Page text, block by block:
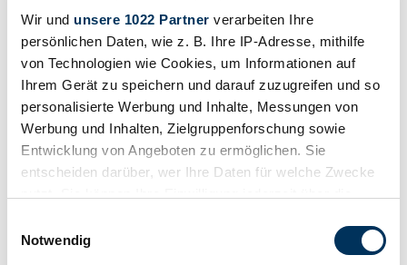
Wir und unsere 1022 Partner verarbeiten Ihre
persönlichen Daten, wie z. B. Ihre IP-Adresse, mithilfe
von Technologien wie Cookies, um Informationen auf
Ihrem Gerät zu speichern und darauf zuzugreifen und so
personalisierte Werbung und Inhalte, Messungen von
Werbung und Inhalten, Zielgruppenforschung sowie
Entwicklung von Angeboten zu ermöglichen. Sie
entscheiden darüber, wer Ihre Daten für welche Zwecke
Trigger Symbol ändern oder widerrufen
Notwendig
€ 37.000